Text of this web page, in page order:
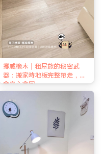
挪威橡木｜租屋族的秘密武
器：搬家時地板完整帶走，押
金安心拿回